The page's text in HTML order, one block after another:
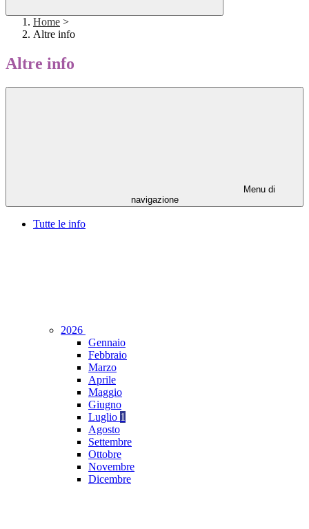
Home >
Altre info
Altre info
Menu di
navigazione
Tutte le info
2026
Gennaio
Febbraio
Marzo
Aprile
Maggio
Giugno
Luglio 1
Agosto
Settembre
Ottobre
Novembre
Dicembre